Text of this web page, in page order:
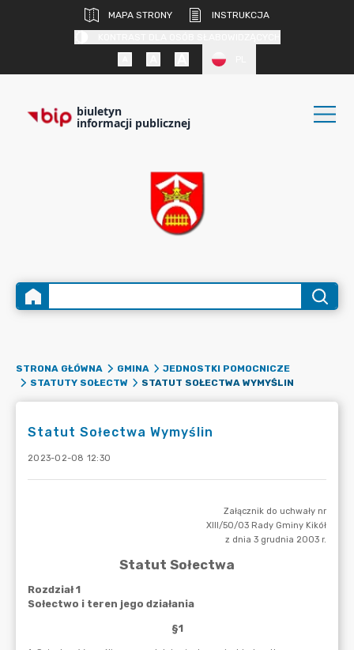
MAPA STRONY
INSTRUKCJA
biuletyn
informacji publicznej
STRONA GŁÓWNA GMINA
JEDNOSTKI POMOCNICZE
STATUTY SOŁECTW
STATUT SOŁECTWA WYMYŚLIN
Statut Sołectwa Wymyślin
2023-02-08 12:30